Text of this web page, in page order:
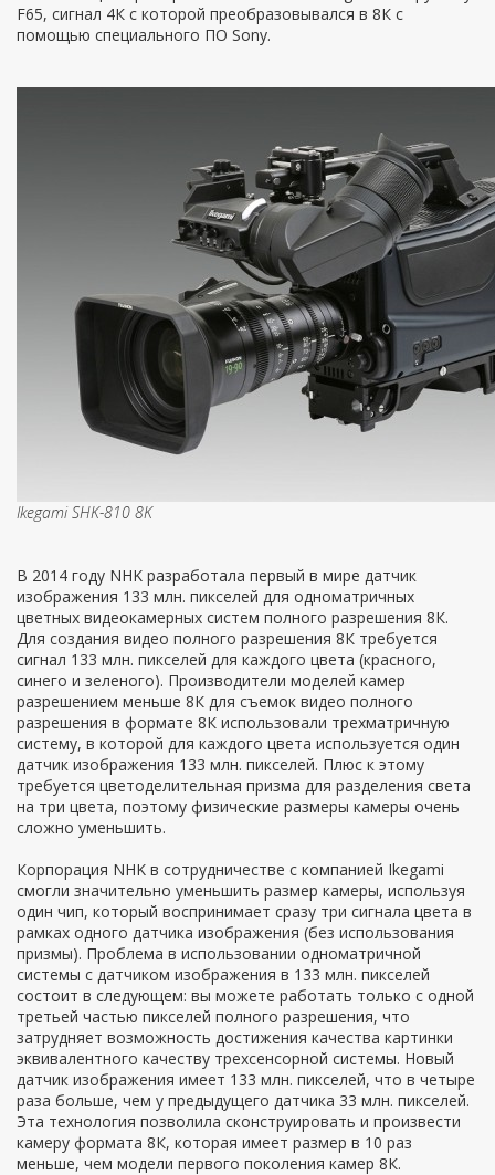
F65, сигнал 4К с которой преобразовывался в 8К с
помощью специального ПО Sony.
Ikegami SHK-810 8K
В 2014 году NHK разработала первый в мире датчик
изображения 133 млн. пикселей для одноматричных
цветных видеокамерных систем полного разрешения 8К.
Для создания видео полного разрешения 8К требуется
сигнал 133 млн. пикселей для каждого цвета (красного,
синего и зеленого). Производители моделей камер
разрешением меньше 8К для съемок видео полного
разрешения в формате 8К использовали трехматричную
систему, в которой для каждого цвета используется один
датчик изображения 133 млн. пикселей. Плюс к этому
требуется цветоделительная призма для разделения света
на три цвета, поэтому физические размеры камеры очень
сложно уменьшить.
Корпорация NHK в сотрудничестве с компанией Ikegami
смогли значительно уменьшить размер камеры, используя
один чип, который воспринимает сразу три сигнала цвета в
рамках одного датчика изображения (без использования
призмы). Проблема в использовании одноматричной
системы с датчиком изображения в 133 млн. пикселей
состоит в следующем: вы можете работать только с одной
третьей частью пикселей полного разрешения, что
затрудняет возможность достижения качества картинки
эквивалентного качеству трехсенсорной системы. Новый
датчик изображения имеет 133 млн. пикселей, что в четыре
раза больше, чем у предыдущего датчика 33 млн. пикселей.
Эта технология позволила сконструировать и произвести
камеру формата 8К, которая имеет размер в 10 раз
меньше, чем модели первого поколения камер 8К.